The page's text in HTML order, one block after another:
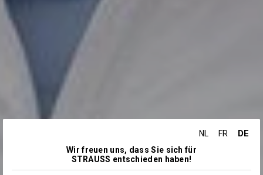
NL FR DE
Wir freuen uns, dass Sie sich für
STRAUSS entschieden haben!